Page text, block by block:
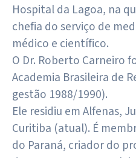
Hospital da Lagoa, na
chefia do serviço de
médico e científico.
O Dr. Roberto Carneiro
Academia Brasileira de
gestão 1988/1990).
Ele residiu em Alfenas,
Curitiba (atual). É
do Paraná, criador do